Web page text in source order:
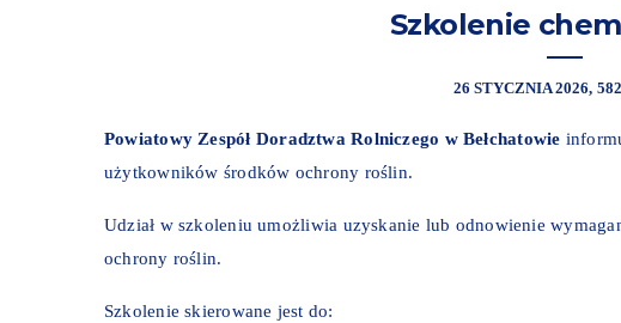
Szkolenie
26 STYCZNIA 2026
Powiatowy Zespół Doradztwa Rolniczego w Bełchatowie
użytkowników środków ochrony roślin.
Udział w szkoleniu umożliwia uzyskanie lub odnowienie
ochrony roślin.
Szkolenie skierowane jest do: